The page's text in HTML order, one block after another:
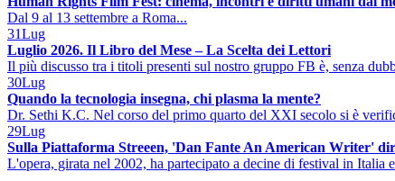
Dal 9 al 13 settembre a Roma...
31Lug
Luglio 2026. Il Libro del Mese – La Scelta dei Lettori
Il più discusso tra i titoli presenti sul nostro gruppo FB è, senza
30Lug
Quando la tecnologia insegna, chi plasma la mente?
Dr. Sethi K.C. Nel corso del primo quarto del XXI secolo si è
29Lug
Sulla Piattaforma Streeen, 'Dan Fante An American Writer'
L'opera, girata nel 2002, ha partecipato a decine di festival in Italia